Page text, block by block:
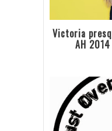
Victoria
AH